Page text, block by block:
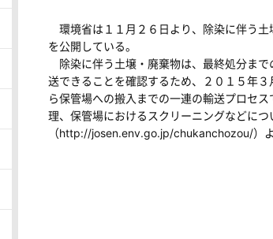
環境省は１１月２６日より、除染に伴う土
を公開している。
除染に伴う土壌・廃棄物は、最終処分ま
送できることを確認するため、２０１５年
ら保管場への搬入までの一連の輸送プロセ
理、保管場におけるスクリーニングなどに
（http://josen.env.go.jp/chukanchozou/）よ